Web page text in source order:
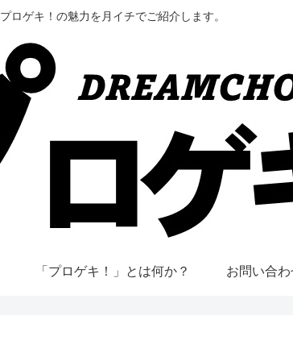
プロゲキ！の魅力を月イチでご紹介します。
「プロゲキ！」とは何か？ お問い合わ